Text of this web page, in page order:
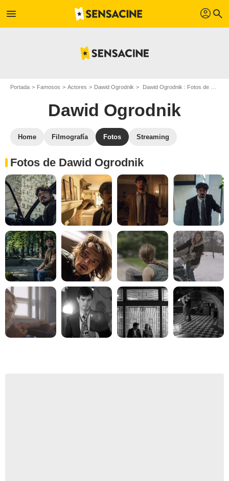
menu profil search
Portada Famosos Actores Dawid Ogrodnik Dawid Ogrodnik : Fotos de sus películas y series
Dawid Ogrodnik
Home Filmografía Fotos Streaming
Fotos de Dawid Ogrodnik